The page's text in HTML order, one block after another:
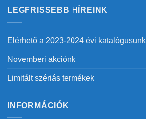
LEGFRISSEBB HÍREINK
Elérhető a 2023-2024 évi katalógusunk
Novemberi akciónk
Limitált szériás termékek
INFORMÁCIÓK